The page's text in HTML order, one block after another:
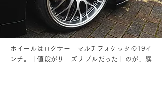
ホイールはロクサーニマルチフォケッタの19イ
ンチ。「値段がリーズナブルだった」のが、購